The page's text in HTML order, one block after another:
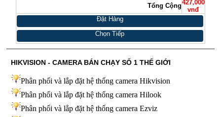
Tổng Cộng427,000
vnđ
Đặt Hàng
Chọn Tiếp
HIKVISION - CAMERA BÁN CHẠY SỐ 1 THẾ GIỚI
Phân phối và lắp đặt hệ thống camera Hikvision
Phân phối và lắp đặt hệ thống camera Hilook
Phân phối và lắp đặt hệ thống camera Ezviz